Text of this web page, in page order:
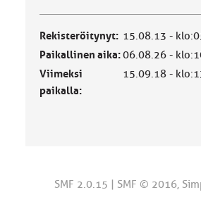
Rekisteröitynyt: 15.08.13 -
Paikallinen aika:06.08.26 -
Viimeksi
paikalla:
15.09.18 -
SMF 2.0.15 | SMF © 2016,